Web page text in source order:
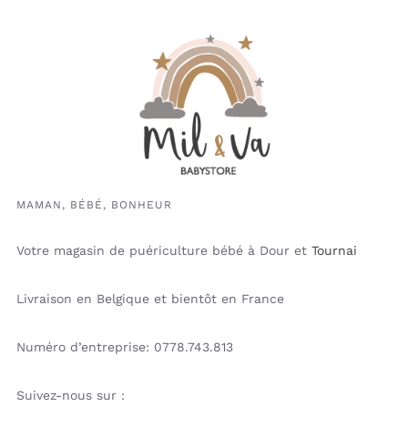
MAMAN, BÉBÉ, BONHEUR
Votre magasin de puériculture bébé à Dour et Tournai
Livraison en Belgique et bientôt en France
Numéro d’entreprise: 0778.743.813
Suivez-nous sur :